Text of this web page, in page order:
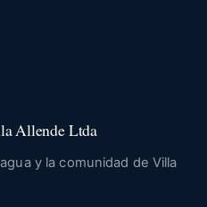
Allende Ltda
y la comunidad de Villa